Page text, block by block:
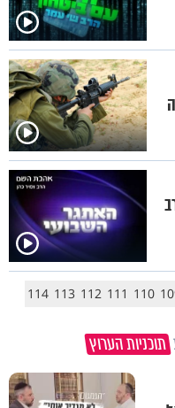
110
111
112
113
114
תוכניות הערוץ